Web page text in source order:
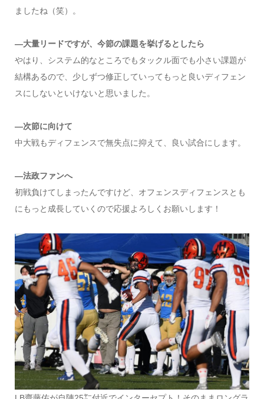
ましたね（笑）。
―大量リードですが、今節の課題を挙げるとしたら
やはり、システム的なところでもタックル面でも小さい課題が
結構あるので、少しずつ修正していってもっと良いディフェン
スにしないといけないと思いました。
―次節に向けて
中大戦もディフェンスで無失点に抑えて、良い試合にします。
―法政ファンへ
初戦負けてしまったんですけど、オフェンスディフェンスとも
にもっと成長していくので応援よろしくお願いします！